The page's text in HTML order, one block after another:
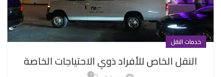
خدمات النقل
النقل الخاص للأفراد ذوي الاحتياجات الخاصة
1